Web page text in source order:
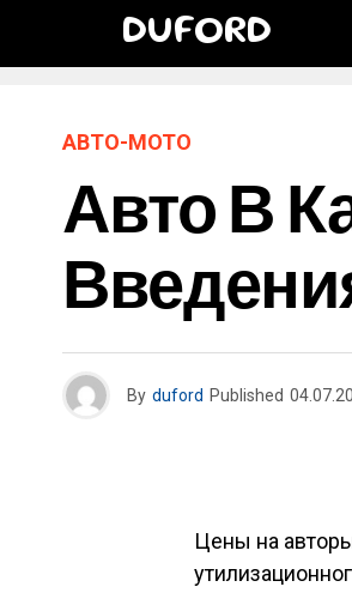
DUFORD
АВТО-МОТО
Авто В
By duford Published
Цены на